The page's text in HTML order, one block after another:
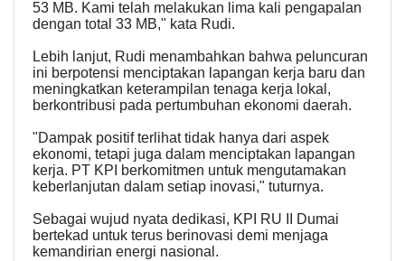
53 MB. Kami telah melakukan lima kali pengapalan
dengan total 33 MB," kata Rudi.
Lebih lanjut, Rudi menambahkan bahwa peluncuran
ini berpotensi menciptakan lapangan kerja baru dan
meningkatkan keterampilan tenaga kerja lokal,
berkontribusi pada pertumbuhan ekonomi daerah.
"Dampak positif terlihat tidak hanya dari aspek
ekonomi, tetapi juga dalam menciptakan lapangan
kerja. PT KPI berkomitmen untuk mengutamakan
keberlanjutan dalam setiap inovasi," tuturnya.
Sebagai wujud nyata dedikasi, KPI RU II Dumai
bertekad untuk terus berinovasi demi menjaga
kemandirian energi nasional.